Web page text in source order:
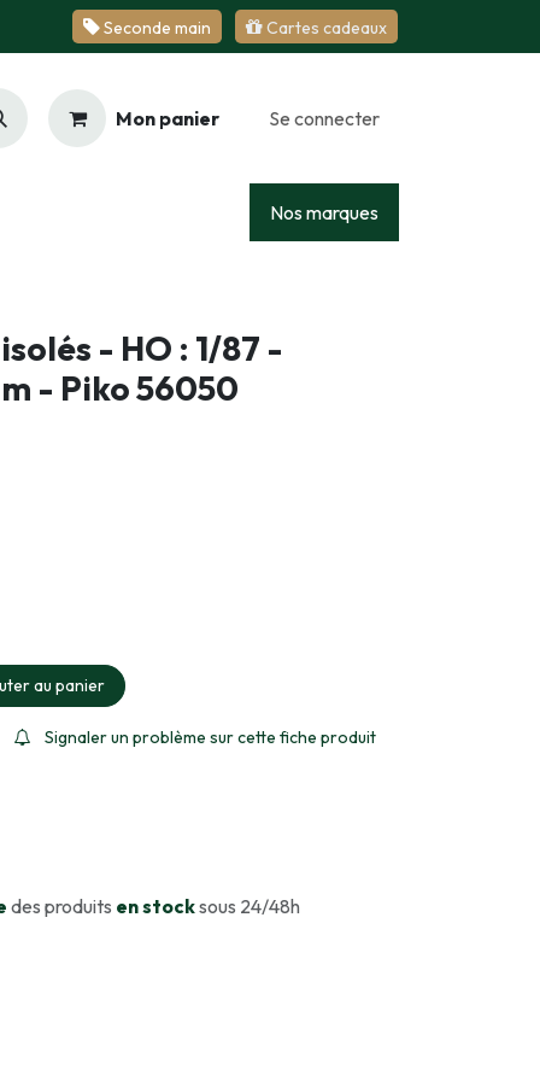
Se​​​​conde ​​​​m​​a​​in Cartes cadeaux
Mon panier Se connecter
Nos marques
- HO : 1/87 -
- Piko 56050
au panier
Signaler un problème sur cette fiche produit
des produits en stocksous 24/48h